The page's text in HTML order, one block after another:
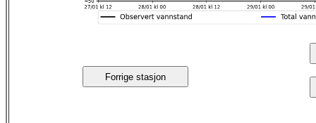
Forrige stasjon